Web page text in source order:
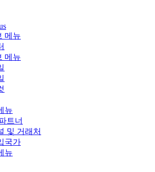
메뉴
메뉴
뉴
트너
및 거래처
국가
뉴